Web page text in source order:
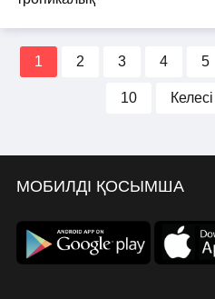
1 2 3 4 5
10 Келесі
МОБИЛДІ ҚОСЫМША